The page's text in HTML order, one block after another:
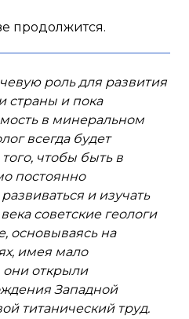
продолжится.
роль для развития
страны и пока
в минеральном
всегда будет
чтобы быть в
постоянно
и изучать
века советские геологи
основываясь на
имея мало
они открыли
Западной
титанический труд.